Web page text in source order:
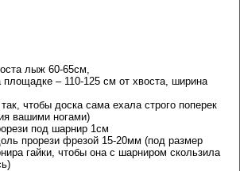
лыж 60-65см,
– 110-125 см от хвоста, ширина
чтобы доска сама ехала строго поперек
вашими ногами)
под шарнир 1см
прорези фрезой 15-20мм (под размер
гайки, чтобы она с шарниром скользила